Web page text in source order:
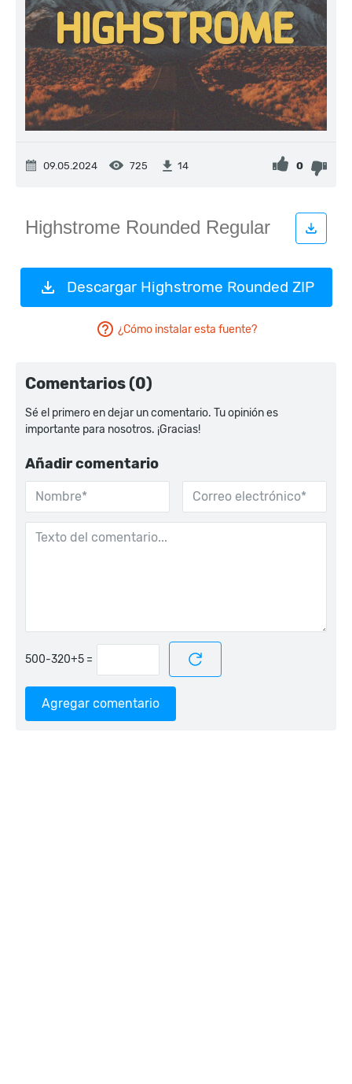
09.05.2024 725 14 0
Descargar Highstrome Rounded ZIP
¿Cómo instalar esta fuente?
Comentarios (0)
Sé el primero en dejar un comentario. Tu opinión es
importante para nosotros. ¡Gracias!
Añadir comentario
=
Agregar comentario